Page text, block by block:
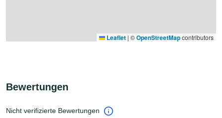
Leaflet | ©OpenStreetMapcontributors
Bewertungen
Nicht verifizierte Bewertungen